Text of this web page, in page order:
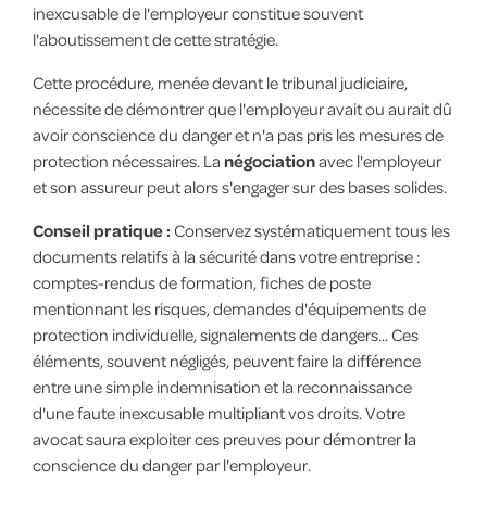
inexcusable de l'employeur constitue souvent
l'aboutissement de cette stratégie.
Cette procédure, menée devant le tribunal judiciaire,
nécessite de démontrer que l'employeur avait ou aurait dû
avoir conscience du danger et n'a pas pris les mesures de
protection nécessaires. La négociationavec l'employeur
et son assureur peut alors s'engager sur des bases solides.
Conseil pratique :Conservez systématiquement tous les
documents relatifs à la sécurité dans votre entreprise :
comptes-rendus de formation, fiches de poste
mentionnant les risques, demandes d'équipements de
protection individuelle, signalements de dangers... Ces
éléments, souvent négligés, peuvent faire la différence
entre une simple indemnisation et la reconnaissance
d'une faute inexcusable multipliant vos droits. Votre
avocat saura exploiter ces preuves pour démontrer la
conscience du danger par l'employeur.